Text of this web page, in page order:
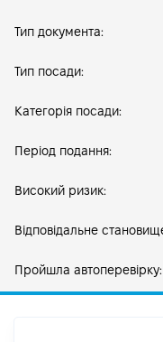
Тип документа:
Тип посади:
Категорія посади:
Період подання:
Високий ризик:
Відповідальне
Пройшла автоперевірку: